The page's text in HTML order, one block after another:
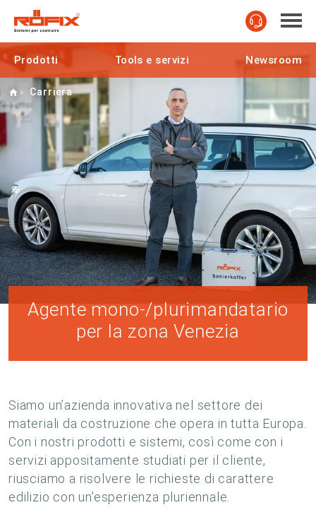
Prodotti Tools e servizi Newsroom
Home
Carriera
Agente mono-/plurimandatario
per la zona Venezia
Siamo un’azienda innovativa nel settore dei
materiali da costruzione che opera in tutta Europa.
Con i nostri prodotti e sistemi, così come con i
servizi appositamente studiati per il cliente,
riusciamo a risolvere le richieste di carattere
edilizio con un’esperienza pluriennale.